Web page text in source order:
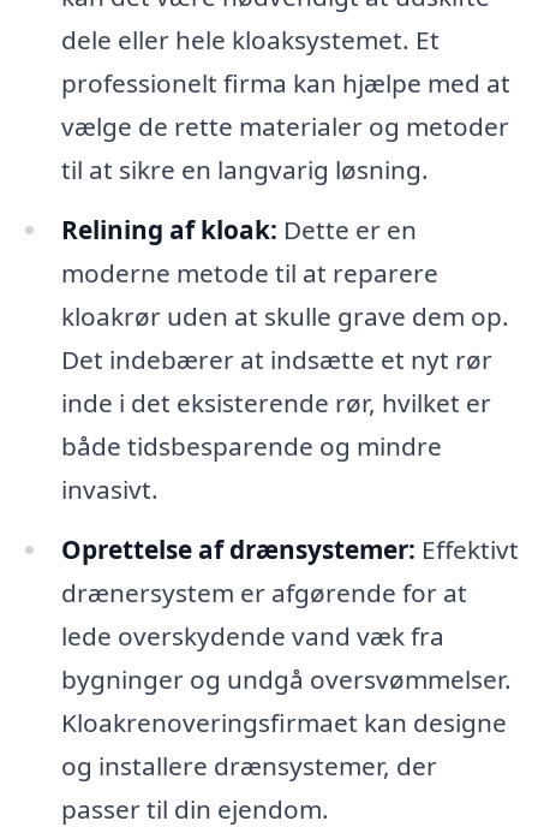
dele eller hele kloaksystemet. Et
professionelt firma kan hjælpe med at
vælge de rette materialer og metoder
til at sikre en langvarig løsning.
Relining af kloak: Dette er en
moderne metode til at reparere
kloakrør uden at skulle grave dem op.
Det indebærer at indsætte et nyt rør
inde i det eksisterende rør, hvilket er
både tidsbesparende og mindre
invasivt.
Oprettelse af drænsystemer: Effektivt
drænersystem er afgørende for at
lede overskydende vand væk fra
bygninger og undgå oversvømmelser.
Kloakrenoveringsfirmaet kan designe
og installere drænsystemer, der
passer til din ejendom.